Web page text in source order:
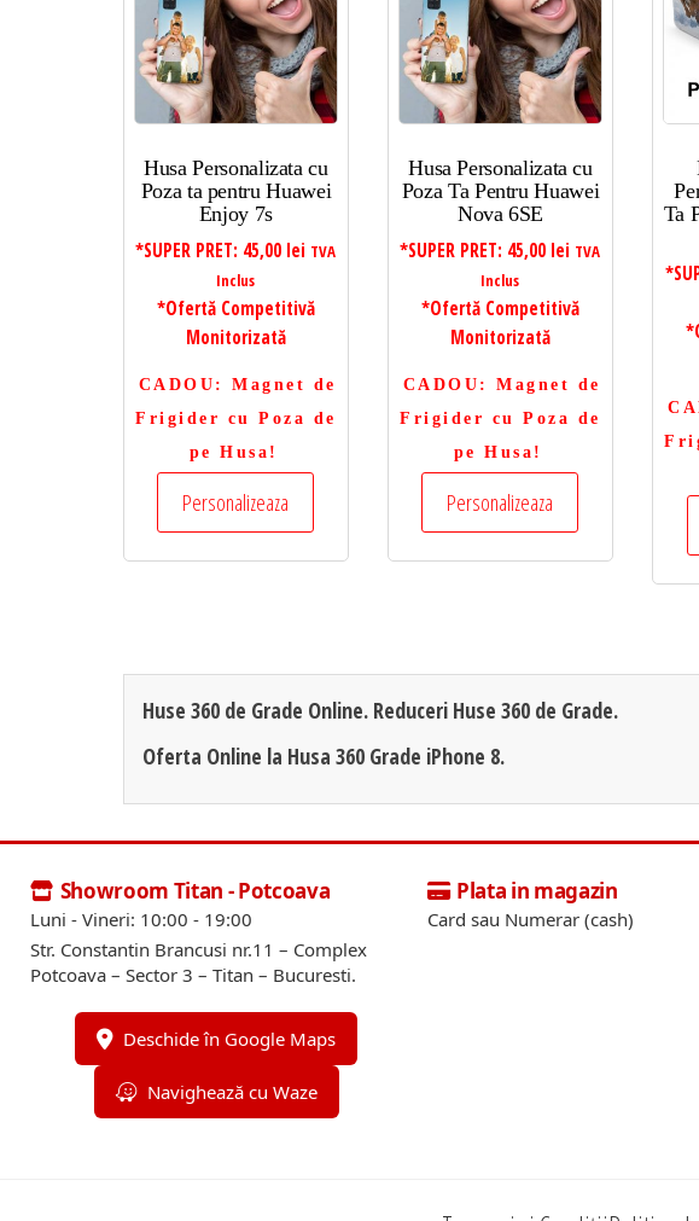
Husa Personalizata cu
Poza ta pentru Huawei
Enjoy 7s
*SUPER PRET: 45,00 lei TVA
Inclus
*Ofertă Competitivă
Monitorizată
CADOU : Magnet de
Frigider cu Poza de
pe Husa!
Personalizeaza
Husa Personalizata cu
Poza Ta Pentru Huawei
Nova 6SE
*SUPER PRET: 45,00 lei TVA
Inclus
*Ofertă Competitivă
Monitorizată
CADOU : Magnet de
Frigider cu Poza de
pe Husa!
Personalizeaza
Ta
Huse 360 de Grade Online. Reduceri Huse 360 de Grade.
Oferta Online la Husa 360 Grade iPhone 8.
Showroom Titan - Potcoava
Luni - Vineri: 10:00 - 19:00
Str. Constantin Brancusi nr.11 – Complex
Potcoava – Sector 3 – Titan – Bucuresti.
Deschide în Google Maps
Navighează cu Waze
Plata in magazin
Card sau Numerar (cash)